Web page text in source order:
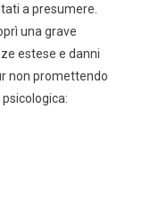
a presumere.
una grave
estese e danni
non promettendo